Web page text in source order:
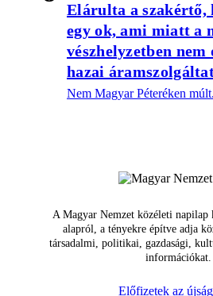
Elárulta a szakértő,
egy ok, ami miatt a
vészhelyzetben nem
hazai
Nem Magyar Péteréken múlt.
A Magyar Nemzet közéleti napilap
alapról, a tényekre építve adja
társadalmi, politikai, gazdasági,
információkat.
Előfizetek az